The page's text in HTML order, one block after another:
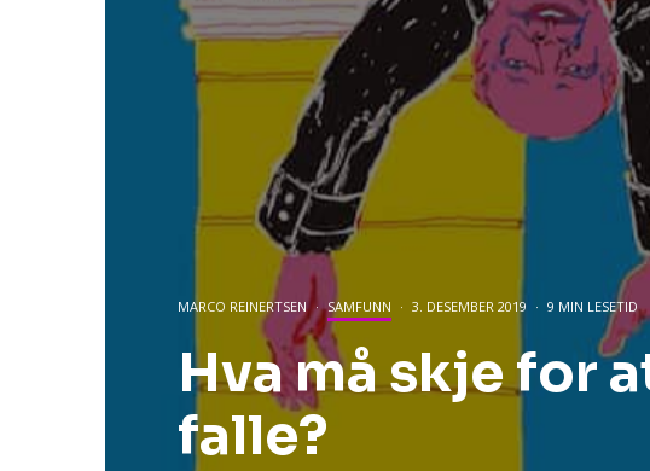
MARCO REINERTSEN · SAMFUNN · 3. DESEMBER 2019 · 9 MIN LESETID
Hva må skje for
falle?